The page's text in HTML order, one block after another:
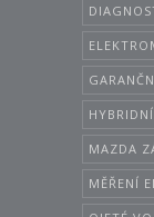
MAZDA
MĚŘENÍ